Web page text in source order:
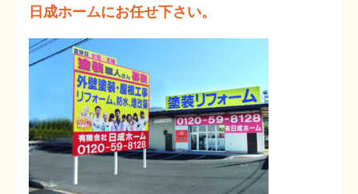
日成ホームにお任せ下さい。